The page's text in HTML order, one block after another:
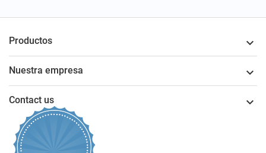
Productos 
Nuestra empresa 
Contact us 